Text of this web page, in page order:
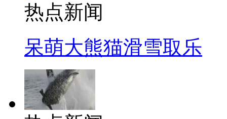
热点新闻
呆萌大熊猫滑雪取乐